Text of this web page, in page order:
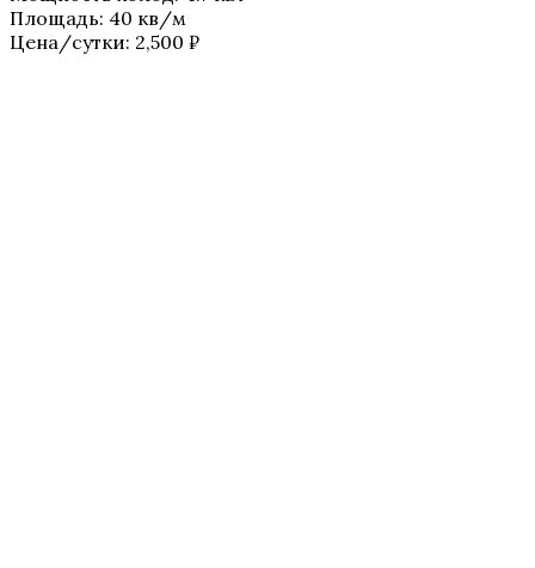
Площадь: 40 кв/м
Цена/сутки: 2,500 ₽